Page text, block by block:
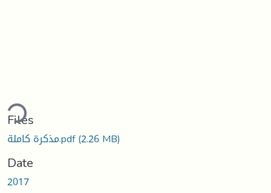
Files
مذكرة كاملة.pdf(2.26 MB)
Date
2017